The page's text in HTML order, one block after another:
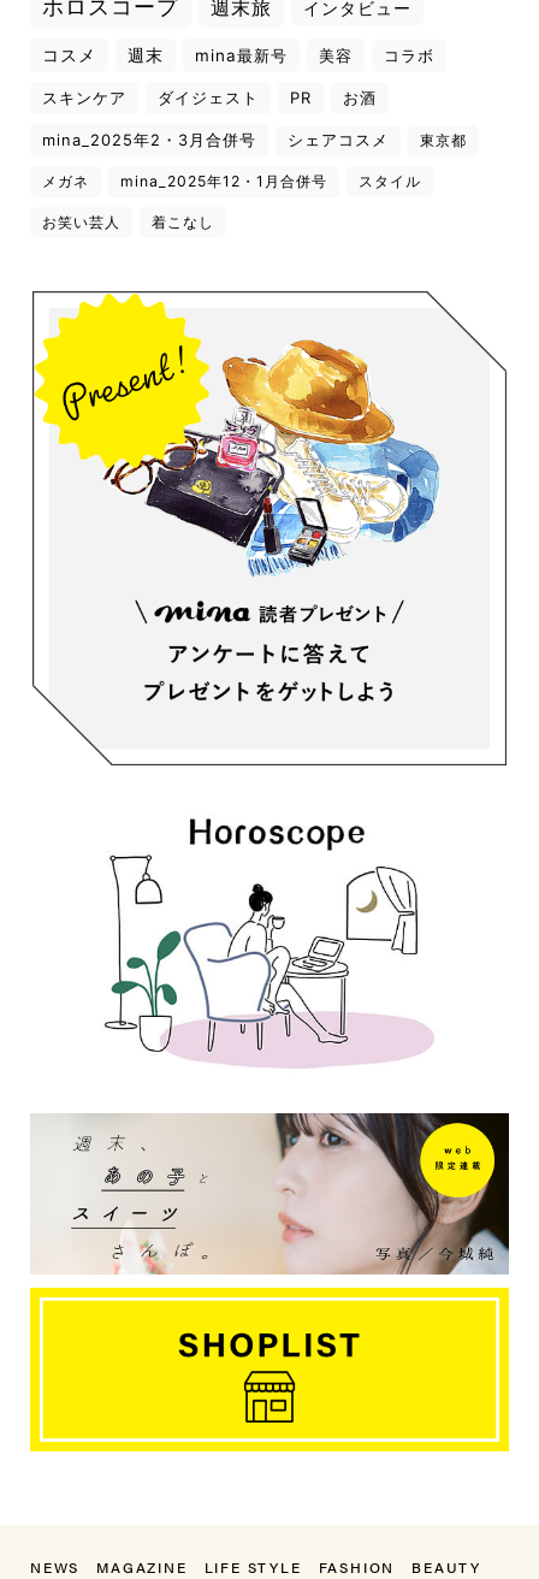
ホロスコープ 週末旅 インタビュー
コスメ 週末 mina最新号 美容 コラボ
スキンケア ダイジェスト PR お酒
mina_2025年2・3月合併号 シェアコスメ 東京都
メガネ mina_2025年12・1月合併号 スタイル
お笑い芸人 着こなし
NEWS MAGAZINE LIFE STYLE FASHION BEAUTY